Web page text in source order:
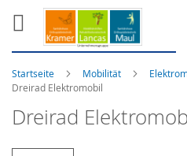
Startseite Mobilität
Dreirad Elektromobil
Dreirad